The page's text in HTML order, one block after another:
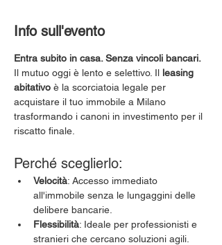
Info sull'evento
Entra subito in casa. Senza vincoli bancari.
Il mutuo oggi è lento e selettivo. Il leasing
abitativo è la scorciatoia legale per
acquistare il tuo immobile a Milano
trasformando i canoni in investimento per il
riscatto finale.
Perché sceglierlo:
Velocità: Accesso immediato
all'immobile senza le lungaggini delle
delibere bancarie.
Flessibilità: Ideale per professionisti e
stranieri che cercano soluzioni agili.